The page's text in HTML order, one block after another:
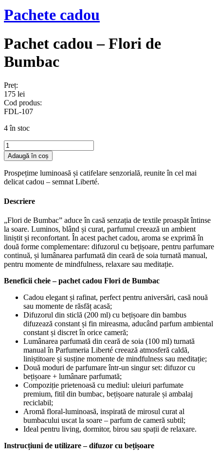
Pachete cadou
Pachet cadou – Flori de
Bumbac
Preț:
175 lei
Cod produs:
FDL-107
4 în stoc
Cantitate
Pachet
cadou
–
Flori
Bumbac
Adaugă în coș
Prospețime luminoasă și catifelare senzorială, reunite în cel mai
delicat cadou – semnat Liberté.
Descriere
„Flori de Bumbac” aduce în casă senzația de textile proaspăt întinse
la soare. Luminos, blând și curat, parfumul creează un ambient
liniștit și reconfortant. În acest pachet cadou, aroma se exprimă în
două forme complementare: difuzorul cu bețișoare, pentru parfumare
continuă, și lumânarea parfumată din ceară de soia turnată manual,
pentru momente de mindfulness, relaxare sau meditație.
Beneficii cheie – pachet cadou Flori de Bumbac
Cadou elegant și rafinat, perfect pentru aniversări, casă nouă
sau momente de răsfăț acasă;
Difuzorul din sticlă (200 ml) cu bețișoare din bambus
difuzează constant și fin mireasma, aducând parfum ambiental
constant și discret în orice cameră;
Lumânarea parfumată din ceară de soia (100 ml) turnată
manual în Parfumeria Liberté creează atmosferă caldă,
liniștitoare și susține momente de mindfulness sau meditație;
Două moduri de parfumare într-un singur set: difuzor cu
bețișoare + lumânare parfumată;
Compoziție prietenoasă cu mediul: uleiuri parfumate
premium, fitil din bumbac, bețișoare naturale și ambalaj
reciclabil;
Aromă floral-luminoasă, inspirată de mirosul curat al
bumbacului uscat la soare – parfum de cameră subtil;
Ideal pentru living, dormitor, birou sau spații de relaxare.
Instrucțiuni de utilizare – difuzor cu bețișoare